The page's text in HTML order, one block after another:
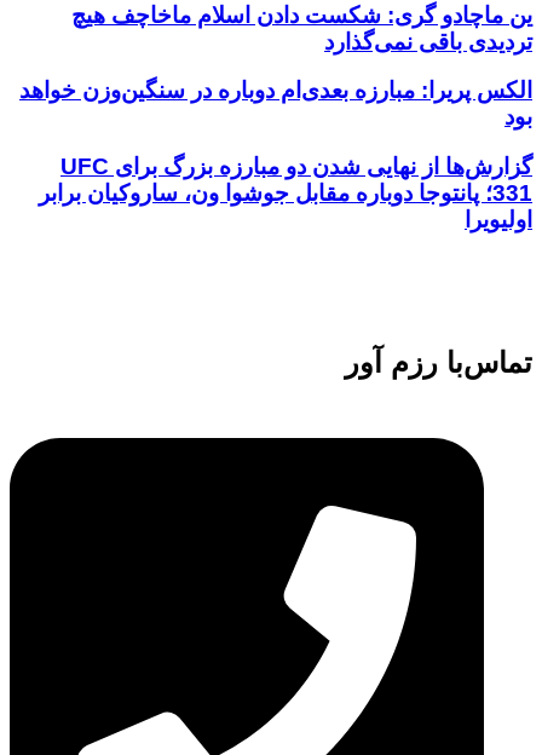
ین ماچادو گری: شکست دادن اسلام ماخاچف هیچ
تردیدی باقی نمی‌گذارد
الکس پریرا: مبارزه بعدی‌ام دوباره در سنگین‌وزن خواهد
بود
گزارش‌ها از نهایی شدن دو مبارزه بزرگ برای UFC
331؛ پانتوجا دوباره مقابل جوشوا ون، ساروکیان برابر
اولیویرا
تماس‌با رزم آور